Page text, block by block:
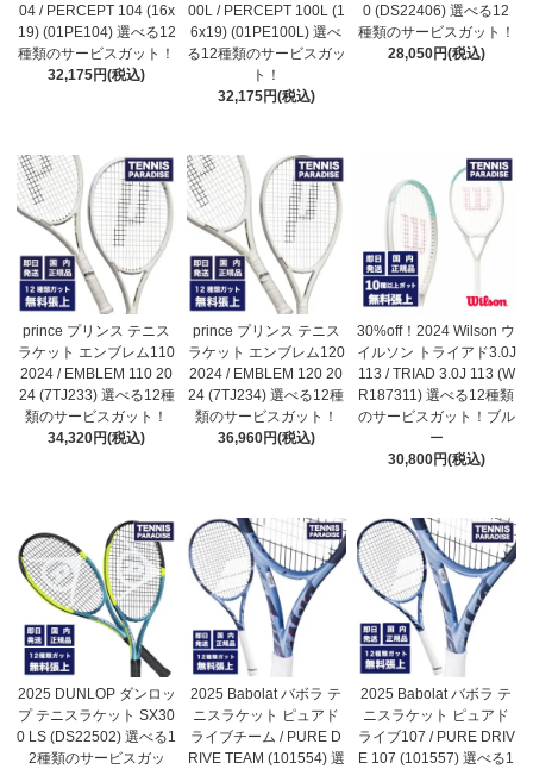
04 / PERCEPT 104 (16x
19) (01PE104) 選べる12
種類のサービスガット！
32,175円(税込)
00L / PERCEPT 100L (1
6x19) (01PE100L) 選べ
る12種類のサービスガッ
ト！
32,175円(税込)
0 (DS22406) 選べる12
種類のサービスガット！
28,050円(税込)
prince プリンス テニス
ラケット エンブレム110
2024 / EMBLEM 110 20
24 (7TJ233) 選べる12種
類のサービスガット！
34,320円(税込)
prince プリンス テニス
ラケット エンブレム120
2024 / EMBLEM 120 20
24 (7TJ234) 選べる12種
類のサービスガット！
36,960円(税込)
30%off！2024 Wilson ウ
イルソン トライアド3.0J
113 / TRIAD 3.0J 113 (W
R187311) 選べる12種類
のサービスガット！ブル
ー
30,800円(税込)
2025 DUNLOP ダンロッ
プ テニスラケット SX30
0 LS (DS22502) 選べる1
2種類のサービスガッ
2025 Babolat バボラ テ
ニスラケット ピュアド
ライブチーム / PURE D
RIVE TEAM (101554) 選
2025 Babolat バボラ テ
ニスラケット ピュアド
ライブ107 / PURE DRIV
E 107 (101557) 選べる1